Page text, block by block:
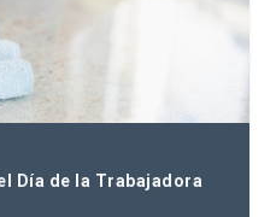
Día de la Trabajadora